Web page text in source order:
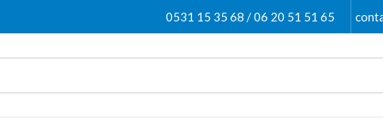
0531 15 35 68 / 06 20 51 51 65